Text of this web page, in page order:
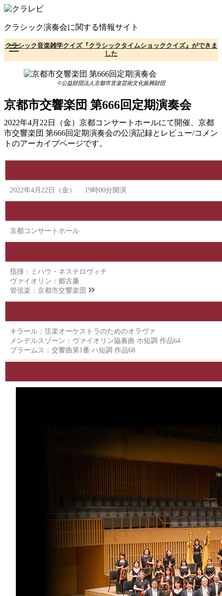
コ
テ
ン
ツ
へ
クラシック演奏会に関する情報サイト
クラシック音楽雑学クイズ『クラシックタイムショッククイズ』ができま
した
©公益財団法人京都市音楽芸術文化振興財団
京都市交響楽団 第666回定期演奏会
2022年4月22日（金）京都コンサートホールにて開催、京都
市交響楽団 第666回定期演奏会の公演記録とレビュー/コメン
トのアーカイブページです。
2022年4月22日（金） 19時00分開演
京都コンサートホール
指揮：ミハウ・ネステロヴィチ
ヴァイオリン：郷古廉
管弦楽： 京都市交響楽団
キラール：弦楽オーケストラのためのオラヴァ
メンデルスゾーン：ヴァイオリン協奏曲 ホ短調 作品64
ブラームス：交響曲第1番 ハ短調 作品68